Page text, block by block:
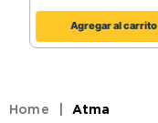
Agregar al carrito
Atma